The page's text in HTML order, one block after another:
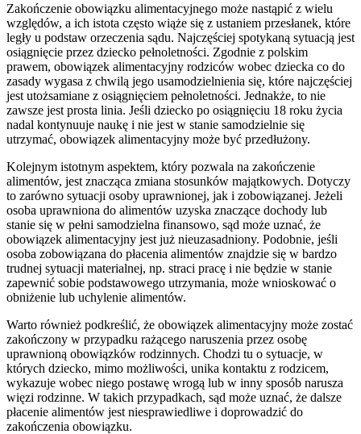
Zakończenie obowiązku alimentacyjnego może nastąpić z wielu
względów, a ich istota często wiąże się z ustaniem przesłanek, które
legły u podstaw orzeczenia sądu. Najczęściej spotykaną sytuacją jest
osiągnięcie przez dziecko pełnoletności. Zgodnie z polskim
prawem, obowiązek alimentacyjny rodziców wobec dziecka co do
zasady wygasa z chwilą jego usamodzielnienia się, które najczęściej
jest utożsamiane z osiągnięciem pełnoletności. Jednakże, to nie
zawsze jest prosta linia. Jeśli dziecko po osiągnięciu 18 roku życia
nadal kontynuuje naukę i nie jest w stanie samodzielnie się
utrzymać, obowiązek alimentacyjny może być przedłużony.
Kolejnym istotnym aspektem, który pozwala na zakończenie
alimentów, jest znacząca zmiana stosunków majątkowych. Dotyczy
to zarówno sytuacji osoby uprawnionej, jak i zobowiązanej. Jeżeli
osoba uprawniona do alimentów uzyska znaczące dochody lub
stanie się w pełni samodzielna finansowo, sąd może uznać, że
obowiązek alimentacyjny jest już nieuzasadniony. Podobnie, jeśli
osoba zobowiązana do płacenia alimentów znajdzie się w bardzo
trudnej sytuacji materialnej, np. straci pracę i nie będzie w stanie
zapewnić sobie podstawowego utrzymania, może wnioskować o
obniżenie lub uchylenie alimentów.
Warto również podkreślić, że obowiązek alimentacyjny może zostać
zakończony w przypadku rażącego naruszenia przez osobę
uprawnioną obowiązków rodzinnych. Chodzi tu o sytuacje, w
których dziecko, mimo możliwości, unika kontaktu z rodzicem,
wykazuje wobec niego postawę wrogą lub w inny sposób narusza
więzi rodzinne. W takich przypadkach, sąd może uznać, że dalsze
płacenie alimentów jest niesprawiedliwe i doprowadzić do
zakończenia obowiązku.